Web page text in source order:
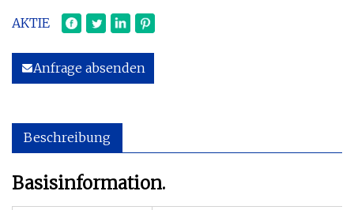
AKTIE
Anfrage absenden
Beschreibung
Basisinformation.